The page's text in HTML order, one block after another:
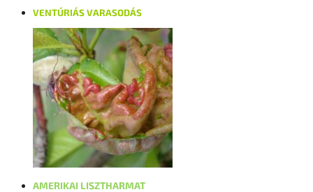
VENTÚRIÁS VARASODÁS
AMERIKAI LISZTHARMAT